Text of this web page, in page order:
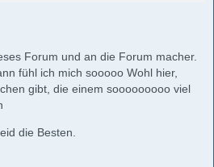
Forum und an die Forum macher.
fühl ich mich sooooo Wohl hier,
gibt, die einem sooooooooo viel
die Besten.